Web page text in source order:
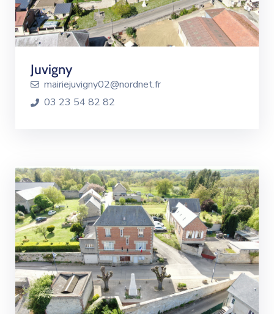
Juvigny
mairiejuvigny02@nordnet.fr
03 23 54 82 82